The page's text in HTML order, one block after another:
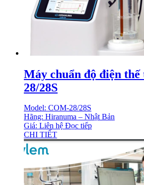
Máy chuẩn độ điện
28/28S
Model: COM-28/28S
Hãng: Hiranuma – Nhật Bản
Giá: Liên hệ Đọc tiếp
CHI TIẾT